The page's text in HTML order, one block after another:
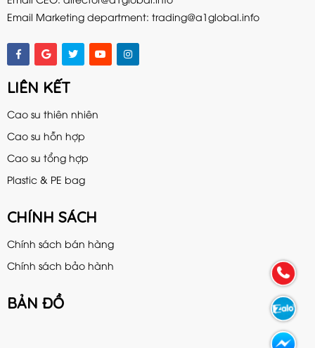
Email Marketing department: trading@a1global.info
LIÊN KẾT
Cao su thiên nhiên
Cao su hỗn hợp
Cao su tổng hợp
Plastic & PE bag
CHÍNH SÁCH
Chính sách bán hàng
Chính sách bảo hành
BẢN ĐỒ